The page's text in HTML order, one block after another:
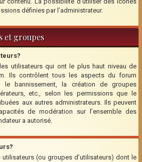
définies par l’administrateur.
et groupes
utilisateurs qui ont le plus haut niveau de
Ils contrôlent tous les aspects du forum
le bannissement, la création de groupes
etc., selon les permissions que le
aux autres administrateurs. Ils peuvent
de modération sur l’ensemble des
a autorisé.
(ou groupes d’utilisateurs) dont le